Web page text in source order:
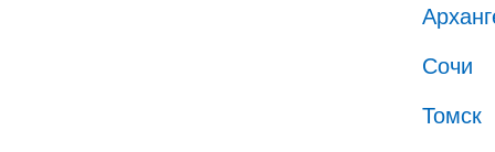
Сочи
Томск